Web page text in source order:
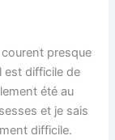
presque
est difficile de
été au
et je sais
difficile.